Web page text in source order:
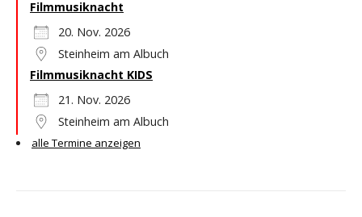
Filmmusiknacht
20. Nov. 2026
Steinheim am Albuch
Filmmusiknacht KIDS
21. Nov. 2026
Steinheim am Albuch
alle Termine anzeigen